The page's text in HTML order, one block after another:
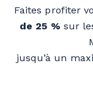
Faites profiter
de 25 % sur
jusqu’à un